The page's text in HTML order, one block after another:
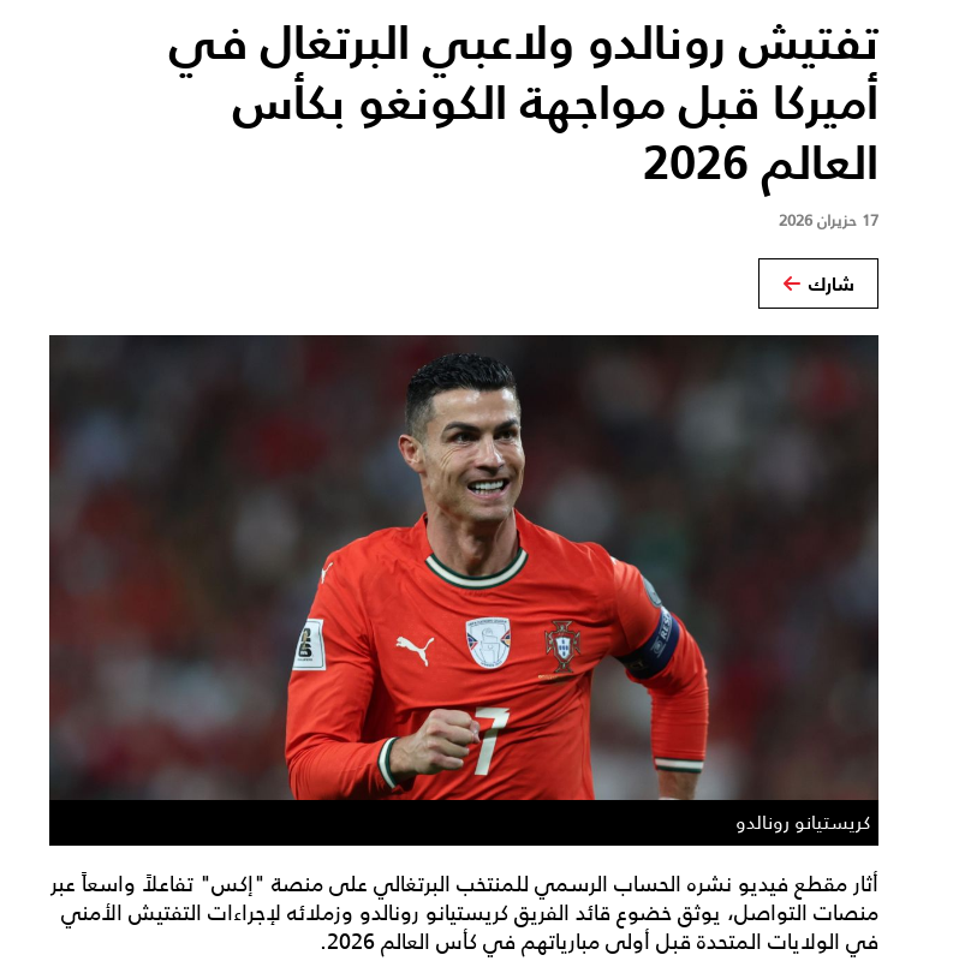
تفتيش رونالدو ولاعبي البرتغال في
أميركا قبل مواجهة الكونغو بكأس
العالم 2026
17 حزيران 2026
شارك
كريستيانو رونالدو
أثار مقطع فيديو نشره الحساب الرسمي للمنتخب البرتغالي على منصة "إكس" تفاعلاً واسعاً عبر
منصات التواصل، يوثق خضوع قائد الفريق كريستيانو رونالدو وزملائه لإجراءات التفتيش الأمني
في الولايات المتحدة قبل أولى مبارياتهم في كأس العالم 2026.